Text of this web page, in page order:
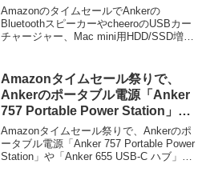
が特別価格で販売中。
AmazonのタイムセールでAnkerの
BluetoothスピーカーやcheeroのUSBカー
チャージャー、Mac mini用HDD/SSD増設
Amazonタイムセール祭りで、
Ankerのポータブル電源「Anker
757 Portable Power Station」や
「Anker 655 USB-C ハブ」など
が初のタイムセール中。
Amazonタイムセール祭りで、Ankerのポ
ータブル電源「Anker 757 Portable Power
Station」や「Anker 655 USB-C ハブ」な